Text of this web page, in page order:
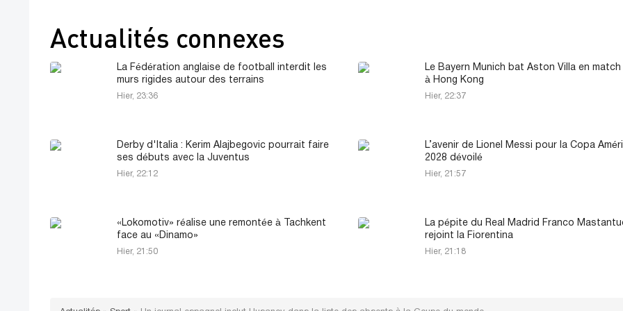
Actualités connexes
La Fédération anglaise de football interdit les
murs rigides autour des terrains
Hier, 23:36
Le Bayern Munich bat Aston Villa en match
à Hong Kong
Hier, 22:37
Derby d'Italia : Kerim Alajbegovic pourrait faire
ses débuts avec la Juventus
Hier, 22:12
L’avenir de Lionel Messi pour la Copa
2028 dévoilé
Hier, 21:57
«Lokomotiv» réalise une remontée à Tachkent
face au «Dinamo»
Hier, 21:50
La pépite du Real Madrid Franco
rejoint la Fiorentina
Hier, 21:18